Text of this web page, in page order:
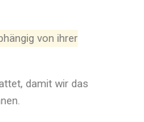
von ihrer
damit wir das